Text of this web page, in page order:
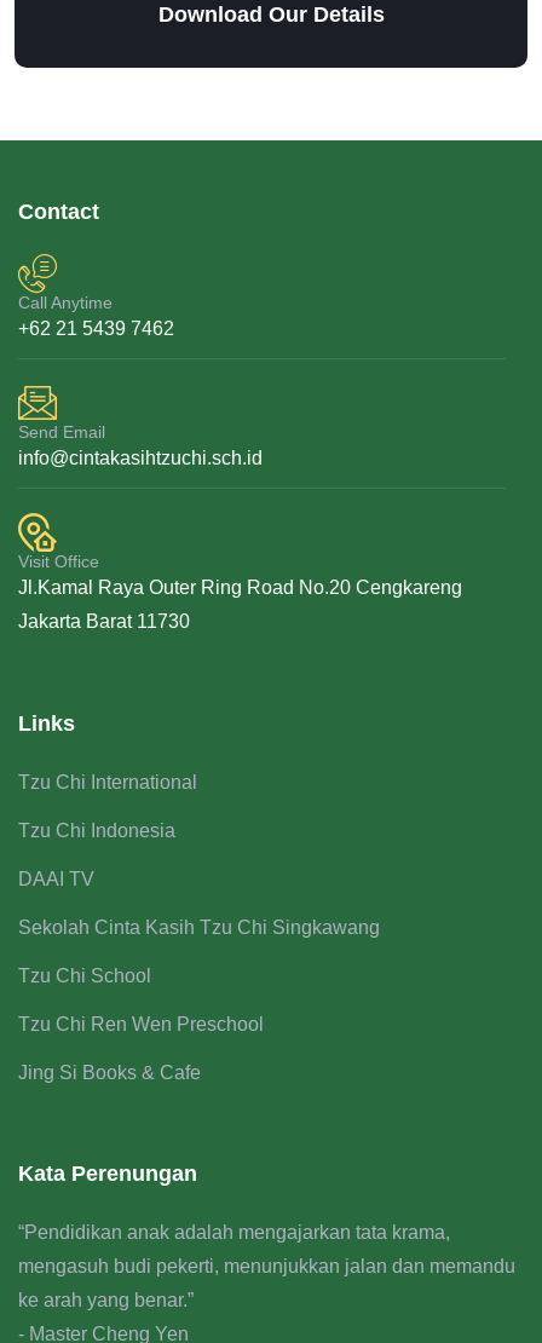
Download Our Details
Contact
Call Anytime
+62 21 5439 7462
Send Email
info@cintakasihtzuchi.sch.id
Visit Office
Jl.Kamal Raya Outer Ring Road No.20 Cengkareng
Jakarta Barat 11730
Links
Tzu Chi International
Tzu Chi Indonesia
DAAI TV
Sekolah Cinta Kasih Tzu Chi Singkawang
Tzu Chi School
Tzu Chi Ren Wen Preschool
Jing Si Books & Cafe
Kata Perenungan
“Pendidikan anak adalah mengajarkan tata krama,
mengasuh budi pekerti, menunjukkan jalan dan memandu
ke arah yang benar.”
- Master Cheng Yen